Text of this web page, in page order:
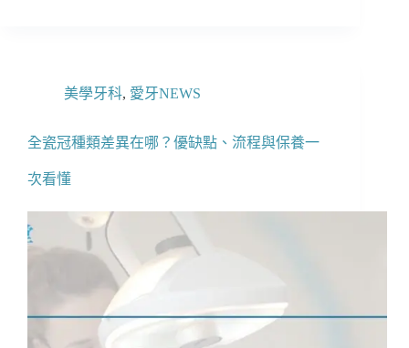
美學牙科, 愛牙NEWS
全瓷冠種類差異在哪？優缺點、流程與保養一
次看懂